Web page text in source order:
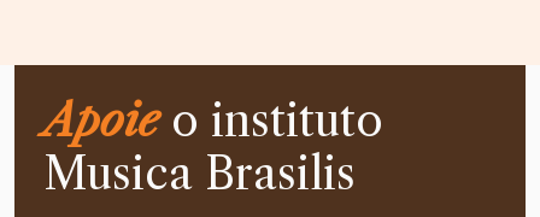
Apoieo instituto
Musica Brasilis